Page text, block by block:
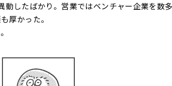
動したばかり。営業ではベンチャー企業を数
厚かった。